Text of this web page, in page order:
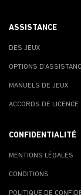
ASSISTANCE
DES JEUX
OPTIONS
MANUELS DE JEUX
ACCORDS DE LICENCE
CONFIDENTIALITÉ
MENTIONS LÉGALES
CONDITIONS
POLITIQUE DE